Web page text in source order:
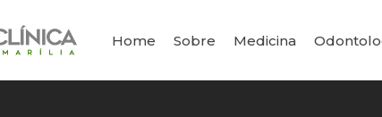
Home Sobre Medicina